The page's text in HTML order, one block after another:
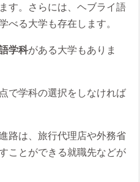
す。さらには、ヘブライ語
べる大学も存在します。
学科がある大学もありま
で学科の選択をしなければ
路は、旅行代理店や外務省
ことができる就職先などが